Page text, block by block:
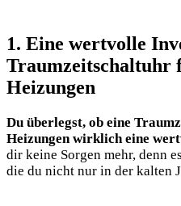
1. Eine wertvolle
Traumzeitschaltuhr
Heizungen
Du überlegst, ob eine
Heizungen wirklich eine
dir keine Sorgen mehr, denn
die du nicht nur in der kalten